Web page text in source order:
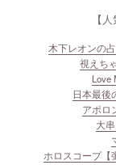
【
木下レオンの
視えち
Love
日本最後
アポロ
大
ホロスコープ【